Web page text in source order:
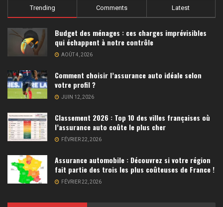
Trending Comments Latest
Budget des ménages : ces charges imprévisibles
qui échappent à notre contrôle
AOÛT 4, 2026
Comment choisir l’assurance auto idéale selon
votre profil ?
JUIN 12, 2026
Classement 2026 : Top 10 des villes françaises où
l’assurance auto coûte le plus cher
FÉVRIER 22, 2026
Assurance automobile : Découvrez si votre région
fait partie des trois les plus coûteuses de France !
FÉVRIER 22, 2026